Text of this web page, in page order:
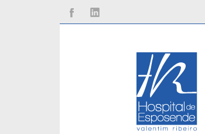
Facebook